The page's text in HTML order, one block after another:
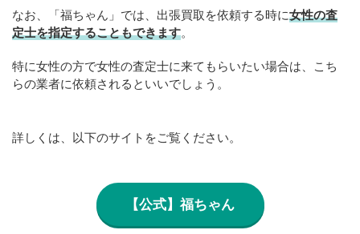
なお、「福ちゃん」では、出張買取を依頼する時に女性の査
定士を指定することもできます。
特に女性の方で女性の査定士に来てもらいたい場合は、こち
らの業者に依頼されるといいでしょう。
詳しくは、以下のサイトをご覧ください。
【公式】福ちゃん